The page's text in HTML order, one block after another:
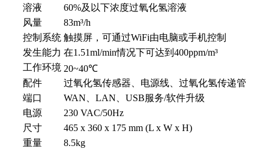
溶液
60%及以下浓度过氧化氢溶液
风量
83m³/h
控制系统 触摸屏，可通过WiFi由电脑或手机控制
发生能力 在1.51ml/min情况下可达到400ppm/m³
工作环境 20~40℃
配件
过氧化氢传感器、电源线、过氧化氢传递管
端口
WAN、LAN、USB服务/软件升级
电源
230 VAC/50Hz
尺寸
465 x 360 x 175 mm (L x W x H)
重量
8.5kg